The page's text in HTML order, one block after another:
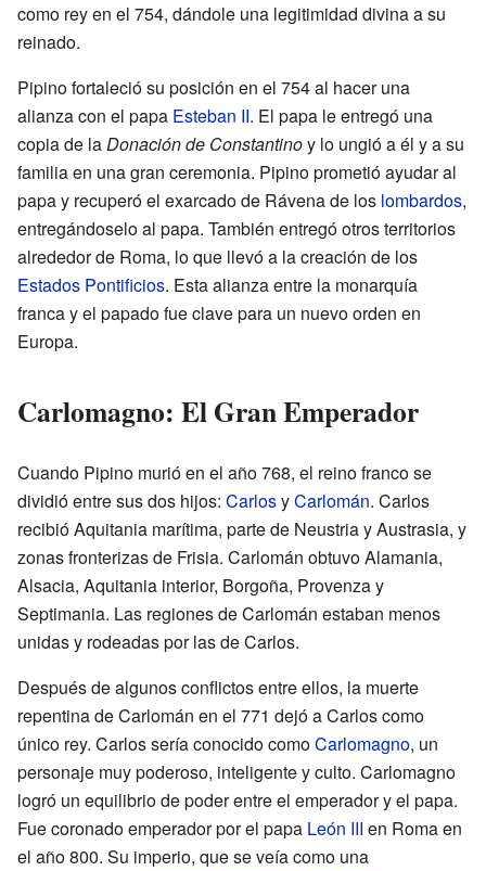
como rey en el 754, dándole una legitimidad divina a su
reinado.
Pipino fortaleció su posición en el 754 al hacer una
alianza con el papa Esteban II. El papa le entregó una
copia de laDonación de Constantinoy lo ungió a él y a su
familia en una gran ceremonia. Pipino prometió ayudar al
papa y recuperó el exarcado de Rávena de los lombardos,
entregándoselo al papa. También entregó otros territorios
alrededor de Roma, lo que llevó a la creación de los
Estados Pontificios. Esta alianza entre la monarquía
franca y el papado fue clave para un nuevo orden en
Europa.
Carlomagno: El Gran Emperador
Cuando Pipino murió en el año 768, el reino franco se
dividió entre sus dos hijos: CarlosyCarlomán. Carlos
recibió Aquitania marítima, parte de Neustria y Austrasia, y
zonas fronterizas de Frisia. Carlomán obtuvo Alamania,
Alsacia, Aquitania interior, Borgoña, Provenza y
Septimania. Las regiones de Carlomán estaban menos
unidas y rodeadas por las de Carlos.
Después de algunos conflictos entre ellos, la muerte
repentina de Carlomán en el 771 dejó a Carlos como
único rey. Carlos sería conocido comoCarlomagno, un
personaje muy poderoso, inteligente y culto. Carlomagno
logró un equilibrio de poder entre el emperador y el papa.
Fue coronado emperador por el papa León III en Roma en
el año 800. Su imperio, que se veía como una